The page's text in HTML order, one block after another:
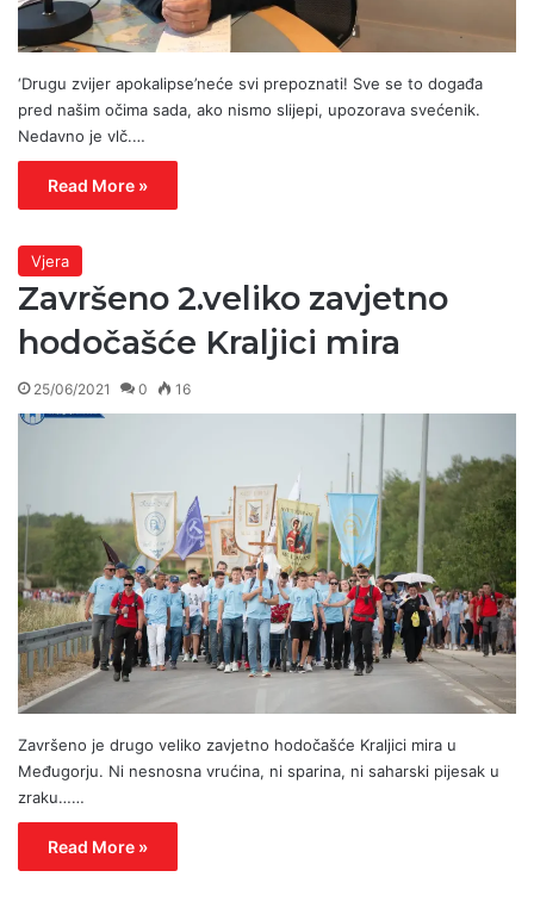
‘Drugu zvijer apokalipse’neće svi prepoznati! Sve se to događa
pred našim očima sada, ako nismo slijepi, upozorava svećenik.
Nedavno je vlč.…
Read More »
Vjera
Završeno 2.veliko zavjetno
hodočašće Kraljici mira
25/06/2021 0 16
Završeno je drugo veliko zavjetno hodočašće Kraljici mira u
Međugorju. Ni nesnosna vrućina, ni sparina, ni saharski pijesak u
zraku……
Read More »